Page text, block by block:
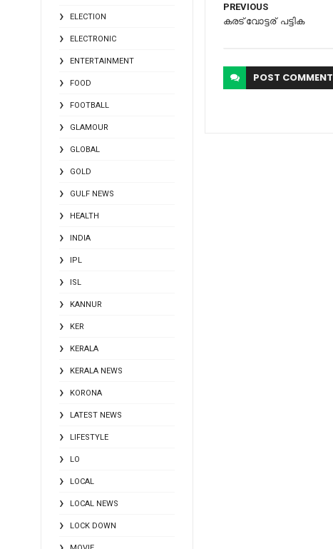
ELECTION
ELECTRONIC
ENTERTAINMENT
FOOD
FOOTBALL
GLAMOUR
GLOBAL
GOLD
GULF NEWS
HEALTH
INDIA
IPL
ISL
KANNUR
KER
KERALA
KERALA NEWS
KORONA
LATEST NEWS
LIFESTYLE
LO
LOCAL
LOCAL NEWS
LOCK DOWN
PREVIOUS
കരട് വോട്ടര് ‍ പട്ടിക
POST COMMENT